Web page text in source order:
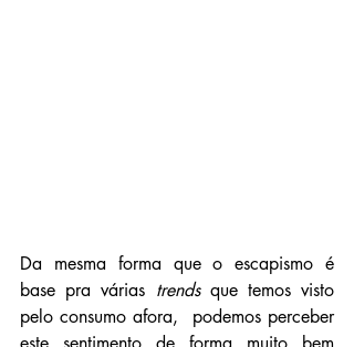
Da mesma forma que o escapismo é
base pra várias trends que temos visto
pelo consumo afora,  podemos perceber